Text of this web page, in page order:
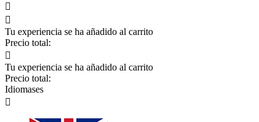


Tu experiencia se ha añadido al carrito
Precio total:

Tu experiencia se ha añadido al carrito
Precio total:
Idiomases
